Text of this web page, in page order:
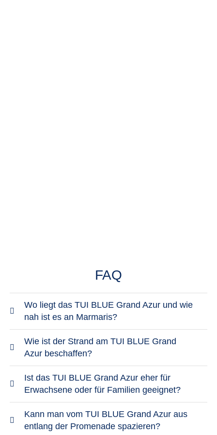
FAQ
Wo liegt das TUI BLUE Grand Azur und wie
nah ist es an Marmaris?
Das TUI BLUE Grand Azur liegt direkt an der
Strandpromenade zwischen Marmaris und İçmeler.
Der Ortskern von Marmaris ist zu Fuß gut
erreichbar. Die Lage verbindet Strandnähe mit der
Möglichkeit, die Stadt selbstständig zu erkunden.
Wie ist der Strand am TUI BLUE Grand
Azur beschaffen?
Der Strand des TUI BLUE Grand Azur besteht aus
Sand mit kleinen Kieselsteinen. Das Meer wird
relativ schnell tiefer, weshalb der Strand besonders
für sichere Schwimmer geeignet ist. Das
Badegebiet liegt offen an der Bucht von Marmaris.
Ist das TUI BLUE Grand Azur eher für
Erwachsene oder für Familien geeignet?
Das TUI BLUE Grand Azur richtet sich
überwiegend an Erwachsene und Paare. Der
Kann man vom TUI BLUE Grand Azur aus
entlang der Promenade spazieren?